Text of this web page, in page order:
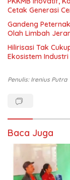
Cetak Generasi
Gandeng
Olah Limbah
Hilirisasi Tak
Ekosistem
Penulis: Irenius Putra
Baca Juga